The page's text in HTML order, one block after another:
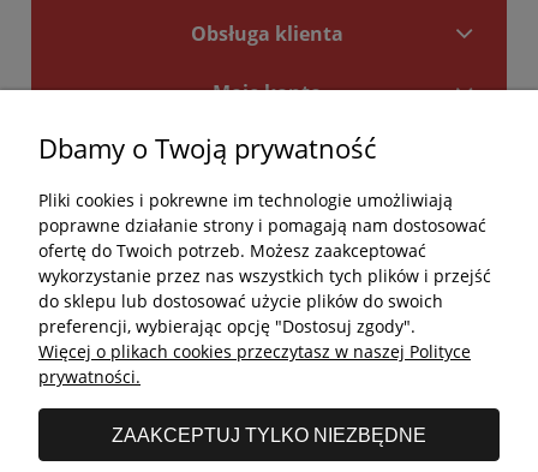
Obsługa klienta
Moje konto
Płatności i dostawa
Kontakt
Kontakt
undefined
Godziny otwarcia salonu:
Poniedziałek - Piątek: 11:00 - 19:00
Sobota: 10:00 - 14:00
Dbamy o Twoją prywatność
Pliki cookies i pokrewne im technologie umożliwiają
poprawne działanie strony i pomagają nam dostosować
ofertę do Twoich potrzeb. Możesz zaakceptować
wykorzystanie przez nas wszystkich tych plików i przejść
do sklepu lub dostosować użycie plików do swoich
preferencji, wybierając opcję "Dostosuj zgody".
Więcej o plikach cookies przeczytasz w naszej Polityce
prywatności.
ZAAKCEPTUJ TYLKO NIEZBĘDNE